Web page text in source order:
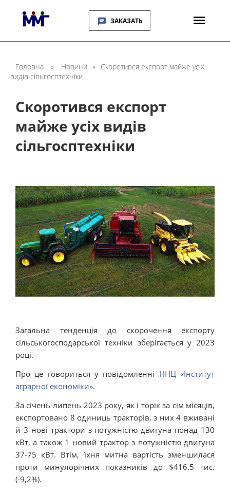
ЗАКАЗАТЬ
Головна » Новини » Скоротився експорт майже усіх
видів сільгосптехніки
Скоротився експорт
майже усіх видів
сільгосптехніки
Загальна тенденція до скорочення експорту
сільськогосподарської техніки зберігається у 2023
році.
Про це говориться у повідомленні ННЦ «Інститут
аграрної економіки».
За січень-липень 2023 року, як і торік за сім місяців,
експортовано 8 одиниць тракторів, з них 4 вживані
й 3 нові трактори з потужністю двигуна понад 130
кВт, а також 1 новий трактор з потужністю двигуна
37-75 кВт. Втім, їхня митна вартість зменшилася
проти минулорічних показників до $416,5 тис.
(-9,2%).